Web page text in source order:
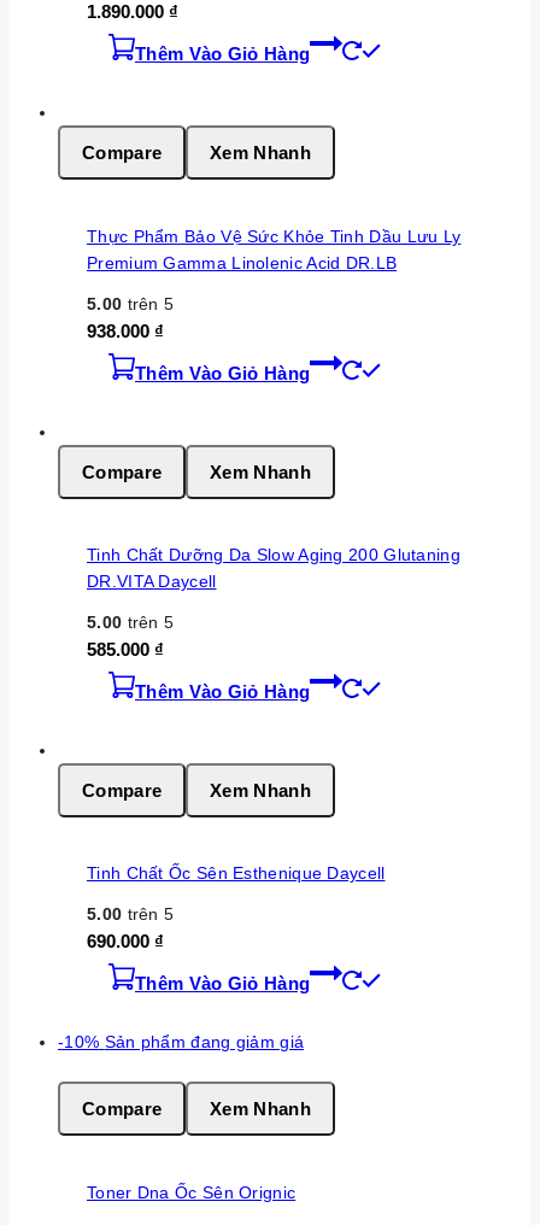
1.890.000 ₫
Thêm Vào Giỏ Hàng
Compare Xem Nhanh
Thực Phẩm Bảo Vệ Sức Khỏe Tinh Dầu Lưu Ly
Premium Gamma Linolenic Acid DR.LB
5.00 trên 5
938.000 ₫
Thêm Vào Giỏ Hàng
Compare Xem Nhanh
Tinh Chất Dưỡng Da Slow Aging 200 Glutaning
DR.VITA Daycell
5.00 trên 5
585.000 ₫
Thêm Vào Giỏ Hàng
Compare Xem Nhanh
Tinh Chất Ốc Sên Esthenique Daycell
5.00 trên 5
690.000 ₫
Thêm Vào Giỏ Hàng
-10% Sản phẩm đang giảm giá
Compare Xem Nhanh
Toner Dna Ốc Sên Orignic